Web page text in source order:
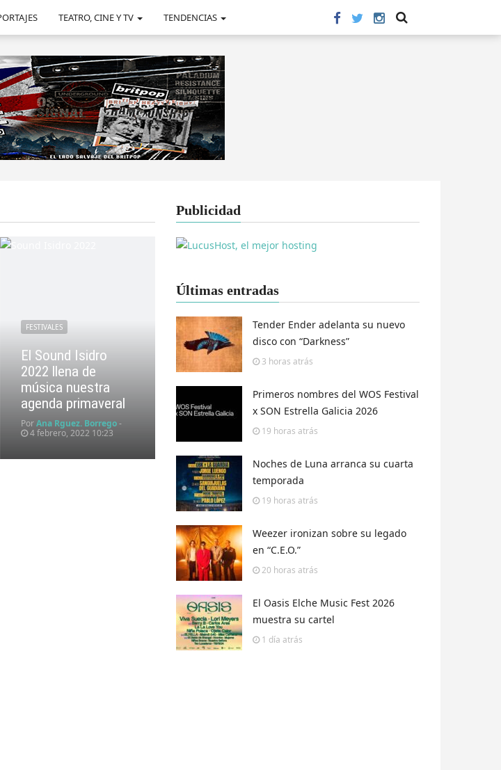
TEATRO, CINE Y TV TENDENCIAS
FESTIVALES
El Sound Isidro
2022 llena de
música nuestra
agenda primaveral
PorAna Rguez. Borrego-
4 febrero, 2022 10:23
Publicidad
Últimas entradas
Tender Ender adelanta su nuevo
disco con “Darkness”
3 horas atrás
Primeros nombres del WOS Festival
x SON Estrella Galicia 2026
19 horas atrás
Noches de Luna arranca su cuarta
temporada
19 horas atrás
Weezer ironizan sobre su legado
en “C.E.O.”
20 horas atrás
El Oasis Elche Music Fest 2026
muestra su cartel
1 día atrás